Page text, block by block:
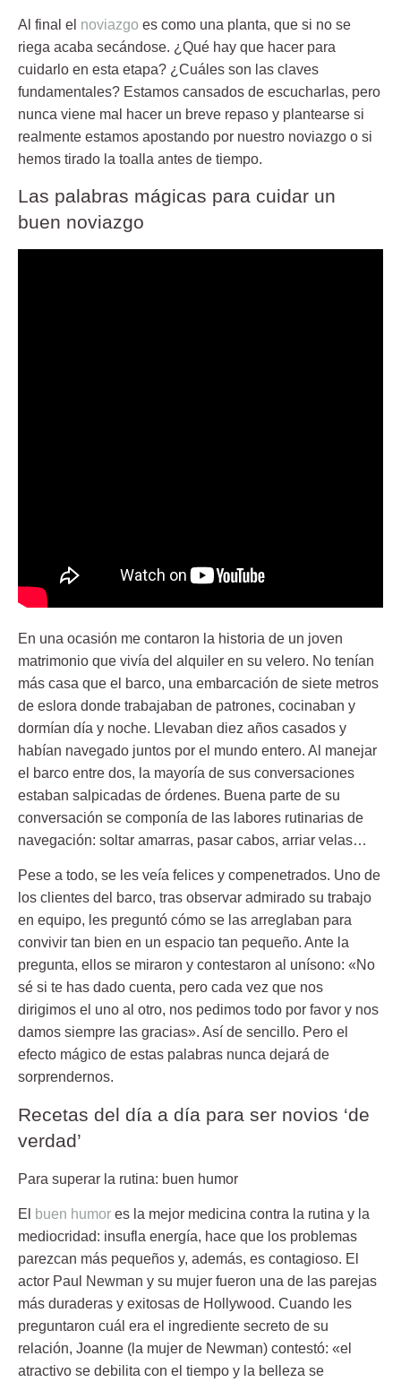
Al final el noviazgo es como una planta, que si no se
riega acaba secándose. ¿Qué hay que hacer para
cuidarlo en esta etapa? ¿Cuáles son las claves
fundamentales? Estamos cansados de escucharlas, pero
nunca viene mal hacer un breve repaso y plantearse si
realmente estamos apostando por nuestro noviazgo o si
hemos tirado la toalla antes de tiempo.
Las palabras mágicas para cuidar un
buen noviazgo
En una ocasión me contaron la historia de un joven
matrimonio que vivía del alquiler en su velero. No tenían
más casa que el barco, una embarcación de siete metros
de eslora donde trabajaban de patrones, cocinaban y
dormían día y noche. Llevaban diez años casados y
habían navegado juntos por el mundo entero. Al manejar
el barco entre dos, la mayoría de sus conversaciones
estaban salpicadas de órdenes. Buena parte de su
conversación se componía de las labores rutinarias de
navegación: soltar amarras, pasar cabos, arriar velas…
Pese a todo, se les veía felices y compenetrados. Uno de
los clientes del barco, tras observar admirado su trabajo
en equipo, les preguntó cómo se las arreglaban para
convivir tan bien en un espacio tan pequeño. Ante la
pregunta, ellos se miraron y contestaron al unísono: «No
sé si te has dado cuenta, pero cada vez que nos
dirigimos el uno al otro, nos pedimos todo por favor y nos
damos siempre las gracias». Así de sencillo. Pero el
efecto mágico de estas palabras nunca dejará de
sorprendernos.
Recetas del día a día para ser novios ‘de
verdad’
Para superar la rutina: buen humor
El buen humor es la mejor medicina contra la rutina y la
mediocridad: insufla energía, hace que los problemas
parezcan más pequeños y, además, es contagioso. El
actor Paul Newman y su mujer fueron una de las parejas
más duraderas y exitosas de Hollywood. Cuando les
preguntaron cuál era el ingrediente secreto de su
relación, Joanne (la mujer de Newman) contestó: «el
atractivo se debilita con el tiempo y la belleza se